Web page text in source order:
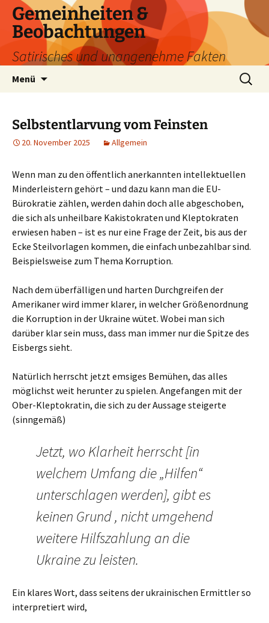
Zum
Inhalt
springen
Gemeinheiten &
Beobachtungen
Satirisches und unangenehme Fakten
Menü
Suchen
nach:
Selbstentlarvung vom Feinsten
20. November 2025 Allgemein
Wenn man zu den öffentlich anerkannten intellektuellen
Minderleistern gehört – und dazu kann man die EU-
Bürokratie zählen, werden dahin doch alle abgeschoben,
die sich als unheilbare Kakistokraten und Kleptokraten
erwiesen haben – ist es nur eine Frage der Zeit, bis aus der
Ecke Steilvorlagen kommen, die einfach unbezahlbar sind.
Beispielsweise zum Thema Korruption.
Nach dem überfälligen und harten Durchgreifen der
Amerikaner wird immer klarer, in welcher Größenordnung
die Korruption in der Ukraine wütet. Wobei man sich
darüber klar sein muss, dass man immer nur die Spitze des
Eisbergs sieht.
Natürlich herrscht jetzt emsiges Bemühen, das alles
möglichst weit herunter zu spielen. Angefangen mit der
Ober-Kleptokratin, die sich zu der Aussage steigerte
(sinngemäß)
Jetzt, wo Klarheit herrscht [in
welchem Umfang die „Hilfen“
unterschlagen werden], gibt es
keinen Grund , nicht umgehend
weitere Hilfszahlung an die
Ukraine zu leisten.
Ein klares Wort, dass seitens der ukrainischen Ermittler so
interpretiert wird,